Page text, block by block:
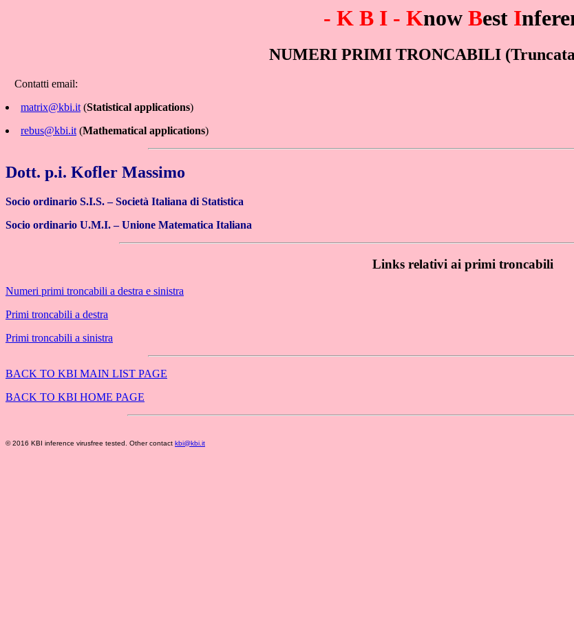
- K B I - Know Best I
NUMERI PRIMI TRONCABILI
Contatti email:
matrix@kbi.it (Statistical applications)
rebus@kbi.it (Mathematical applications)
Dott. p.i. Kofler Massimo
Socio ordinario S.I.S. – Società Italiana di Statistica
Socio ordinario U.M.I. – Unione Matematica Italiana
Links relativi ai primi troncabili
Numeri primi troncabili a destra e sinistra
Primi troncabili a destra
Primi troncabili a sinistra
BACK TO KBI MAIN LIST PAGE
BACK TO KBI HOME PAGE
© 2016 KBI inference virusfree tested. Other contact kbi@kbi.it